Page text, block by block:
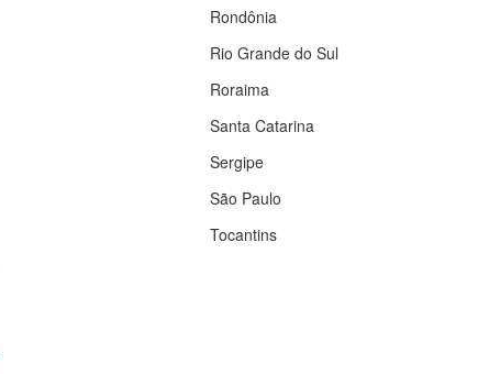
Rondônia
Rio Grande do Sul
Roraima
Santa Catarina
Sergipe
São Paulo
Tocantins